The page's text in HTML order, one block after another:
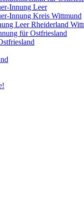
Innung Leer
Innung Kreis Wittmund
Leer Rheiderland
für Ostfriesland